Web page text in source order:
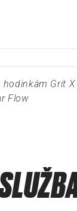
Main Content
hodinkám Grit
Flow